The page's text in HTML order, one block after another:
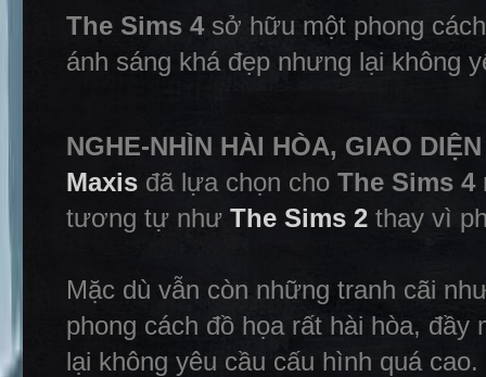
The Sims 4sở hữu một phong
ánh sáng khá đẹp nhưng lại không
NGHE-NHÌN HÀI HÒA, GIAO
Maxis đã lựa chọn cho The Sims 4
tương tự như The Sims 2 thay vì
Mặc dù vẫn còn những tranh cãi
phong cách đồ họa rất hài hòa,
lại không yêu cầu cấu hình quá